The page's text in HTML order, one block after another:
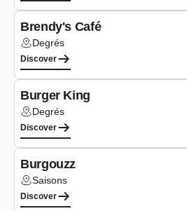
Brendy's Café
Lieu :Degrés
Discover
Burger King
Lieu :Degrés
Discover
Burgouzz
Lieu :Saisons
Discover